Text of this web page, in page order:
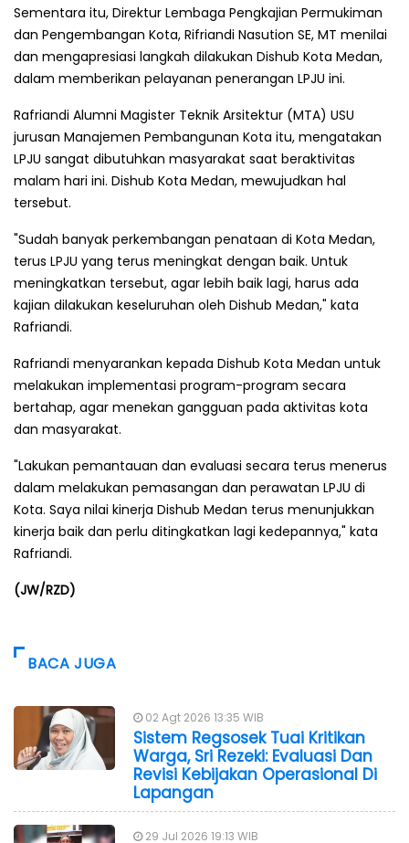
Sementara itu, Direktur Lembaga Pengkajian Permukiman
dan Pengembangan Kota, Rifriandi Nasution SE, MT menilai
dan mengapresiasi langkah dilakukan Dishub Kota Medan,
dalam memberikan pelayanan penerangan LPJU ini.
Rafriandi Alumni Magister Teknik Arsitektur (MTA) USU
jurusan Manajemen Pembangunan Kota itu, mengatakan
LPJU sangat dibutuhkan masyarakat saat beraktivitas
malam hari ini. Dishub Kota Medan, mewujudkan hal
tersebut.
"Sudah banyak perkembangan penataan di Kota Medan,
terus LPJU yang terus meningkat dengan baik. Untuk
meningkatkan tersebut, agar lebih baik lagi, harus ada
kajian dilakukan keseluruhan oleh Dishub Medan," kata
Rafriandi.
Rafriandi menyarankan kepada Dishub Kota Medan untuk
melakukan implementasi program-program secara
bertahap, agar menekan gangguan pada aktivitas kota
dan masyarakat.
"Lakukan pemantauan dan evaluasi secara terus menerus
dalam melakukan pemasangan dan perawatan LPJU di
Kota. Saya nilai kinerja Dishub Medan terus menunjukkan
kinerja baik dan perlu ditingkatkan lagi kedepannya," kata
Rafriandi.
(JW/RZD)
BACA JUGA
02 Agt 2026 13:35 WIB
Sistem Regsosek Tuai Kritikan
Warga, Sri Rezeki: Evaluasi Dan
Revisi Kebijakan Operasional Di
Lapangan
29 Jul 2026 19:13 WIB